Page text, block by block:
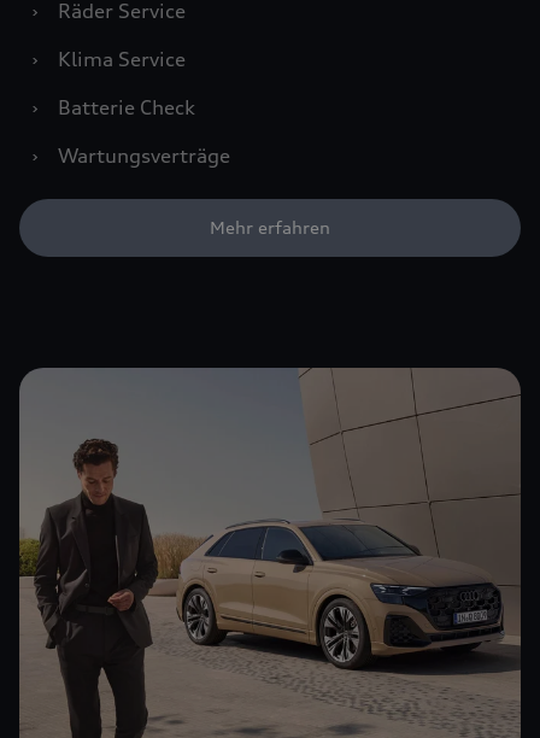
›
Räder Service
›
Klima Service
›
Batterie Check
›
Wartungsverträge
Mehr erfahren